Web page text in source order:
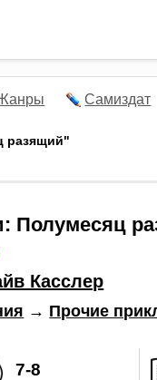
Самиздат
разящий"
Полумесяц
Касслер
→ Прочие
7-8